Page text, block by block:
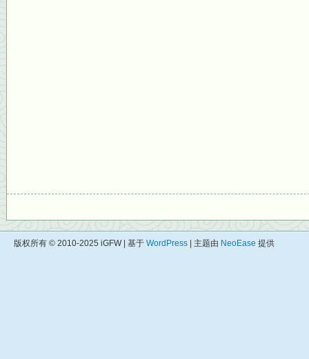
版权所有 © 2010-2025 iGFW | 基于 WordPress | 主题由 NeoEase 提供